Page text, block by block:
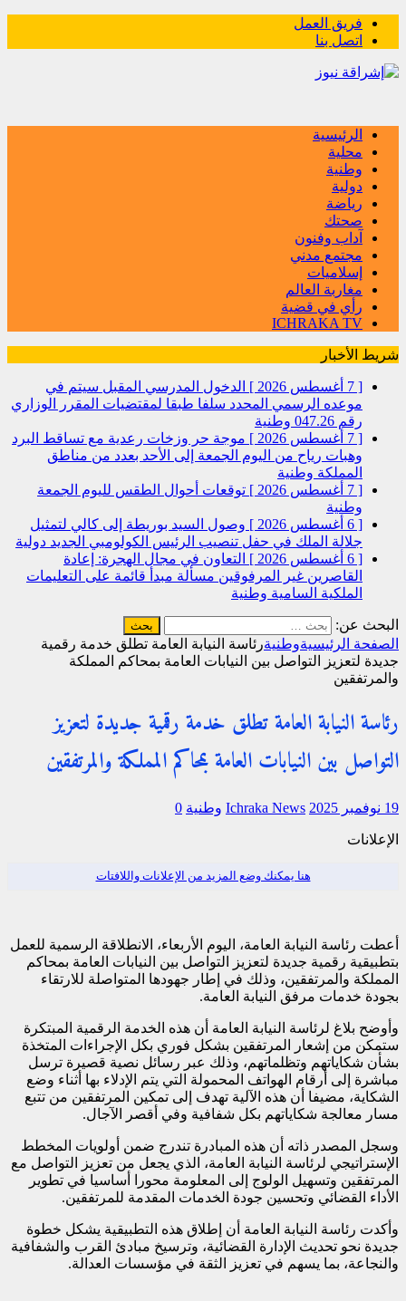
فريق العمل
اتصل بنا
الرئيسية
محلية
وطنية
دولية
رياضة
صحتك
آداب وفنون
مجتمع مدني
إسلاميات
مغاربة العالم
رأي في قضية
ICHRAKA TV
شريط الأخبار
[ 7 أغسطس 2026 ]
الدخول المدرسي المقبل سیتم في
موعده الرسمي المحدد سلفا طبقا لمقتضیات المقرر الوزاري
رقم 047.26
وطنية
[ 7 أغسطس 2026 ]
موجة حر وزخات رعدية مع تساقط البرد
وهبات رياح من اليوم الجمعة إلى الأحد بعدد من مناطق
المملكة وطنية
[ 7 أغسطس 2026 ]
توقعات أحوال الطقس لليوم الجمعة
وطنية
[ 6 أغسطس 2026 ]
وصول السيد بوريطة إلى كالي لتمثيل
جلالة الملك في حفل تنصيب الرئيس الكولومبي الجديد دولية
[ 6 أغسطس 2026 ]
التعاون في مجال الهجرة: إعادة
القاصرين غير المرفوقين مسألة مبدأ قائمة على التعليمات
الملكية السامية وطنية
البحث عن:
الصفحة الرئيسيةوطنيةرئاسة النيابة العامة تطلق خدمة رقمية
جديدة لتعزيز التواصل بين النيابات العامة بمحاكم المملكة
والمرتفقين
رئاسة النيابة العامة تطلق خدمة رقمية جديدة لتعزيز
التواصل بين النيابات العامة بمحاكم المملكة والمرتفقين
19 نوفمبر 2025 Ichraka News وطنية 0
الإعلانات
هنا يمكنك وضع المزيد من الإعلانات واللافتات
أعطت رئاسة النيابة العامة، اليوم الأربعاء، الانطلاقة الرسمية للعمل
بتطبيقية رقمية جديدة لتعزيز التواصل بين النيابات العامة بمحاكم
المملكة والمرتفقين، وذلك في إطار جهودها المتواصلة للارتقاء
بجودة خدمات مرفق النيابة العامة.
وأوضح بلاغ لرئاسة النيابة العامة أن هذه الخدمة الرقمية المبتكرة
ستمكن من إشعار المرتفقين بشكل فوري بكل الإجراءات المتخذة
بشأن شكاياتهم وتظلماتهم، وذلك عبر رسائل نصية قصيرة ترسل
مباشرة إلى أرقام الهواتف المحمولة التي يتم الإدلاء بها أثناء وضع
الشكاية، مضيفا أن هذه الآلية تهدف إلى تمكين المرتفقين من تتبع
مسار معالجة شكاياتهم بكل شفافية وفي أقصر الآجال.
وسجل المصدر ذاته أن هذه المبادرة تندرج ضمن أولويات المخطط
الإستراتيجي لرئاسة النيابة العامة، الذي يجعل من تعزيز التواصل مع
المرتفقين وتسهيل الولوج إلى المعلومة محورا أساسيا في تطوير
الأداء القضائي وتحسين جودة الخدمات المقدمة للمرتفقين.
وأكدت رئاسة النيابة العامة أن إطلاق هذه التطبيقية يشكل خطوة
جديدة نحو تحديث الإدارة القضائية، وترسيخ مبادئ القرب والشفافية
والنجاعة، بما يسهم في تعزيز الثقة في مؤسسات العدالة.